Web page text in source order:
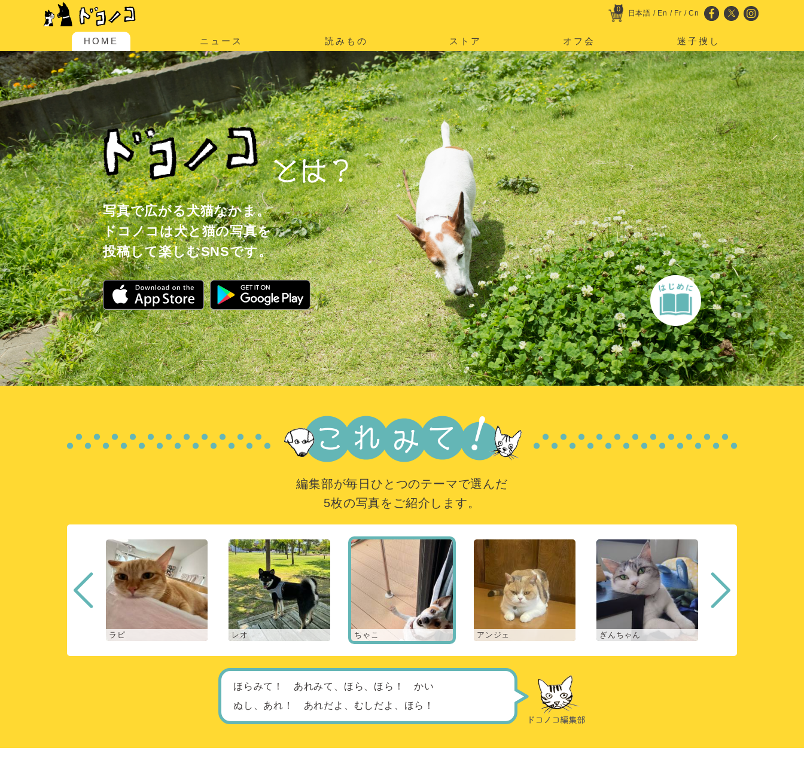
0 日本語 / En / Fr /Cn
HOME ニュース 読みもの ストア オフ会 迷子捜し
写真で広がる犬猫なかま。
ドコノコは犬と猫の写真を
投稿して楽しむSNSです。
編集部が毎日ひとつのテーマで選んだ
5枚の写真をご紹介します。
ラピ レオ ちゃこ アンジェ ぎんちゃん
ほらみて！ あれみて、ほら、ほら！ かい
ぬし、あれ！ あれだよ、むしだよ、ほら！